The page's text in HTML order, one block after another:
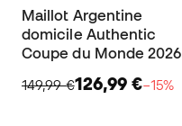
Maillot Argentine
domicile Authentic
Coupe du Monde 2026
149,99 €126,99 €−15%